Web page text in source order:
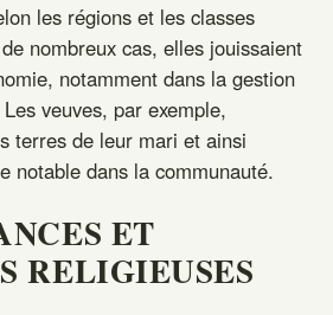
les régions et les classes
nombreux cas, elles jouissaient
notamment dans la gestion
veuves, par exemple,
terres de leur mari et ainsi
notable dans la communauté.
ET
RELIGIEUSES